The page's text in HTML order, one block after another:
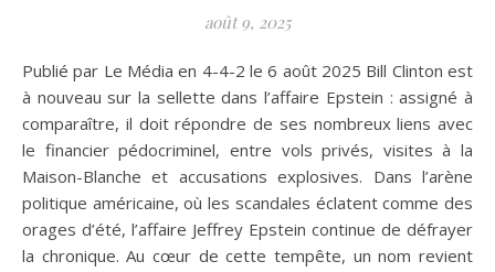
août 9, 2025
Publié par Le Média en 4-4-2 le 6 août 2025 Bill Clinton est
à nouveau sur la sellette dans l’affaire Epstein : assigné à
comparaître, il doit répondre de ses nombreux liens avec
le financier pédocriminel, entre vols privés, visites à la
Maison-Blanche et accusations explosives. Dans l’arène
politique américaine, où les scandales éclatent comme des
orages d’été, l’affaire Jeffrey Epstein continue de défrayer
la chronique. Au cœur de cette tempête, un nom revient